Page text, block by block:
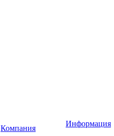
Компания
Информация